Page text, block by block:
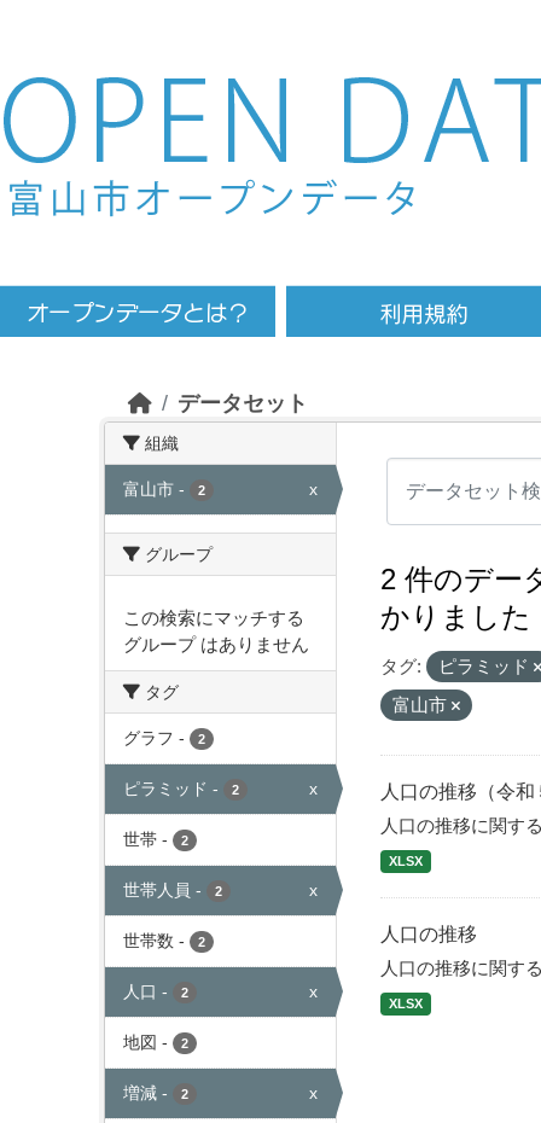
Skip to main content
データセット
組織
富山市 - 2 x
グループ
この検索にマッチする
グループ はありません
タグ
グラフ - 2
ピラミッド - 2 x
世帯 - 2
世帯人員 - 2 x
世帯数 - 2
人口 - 2 x
地図 - 2
増減 - 2 x
2 件のデー
かりました
タグ:
ピラミッド
富山市
人口の推移（令和
人口の推移に関す
XLSX
人口の推移
人口の推移に関す
XLSX